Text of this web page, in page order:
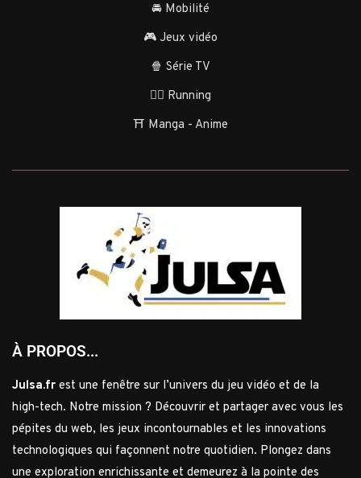
🚘 Mobilité
🎮 Jeux vidéo
🍿 Série TV
🏃‍♂️ Running
⛩️ Manga - Anime
À PROPOS...
Julsa.fr est une fenêtre sur l’univers du jeu vidéo et de la
high-tech. Notre mission ? Découvrir et partager avec vous les
pépites du web, les jeux incontournables et les innovations
technologiques qui façonnent notre quotidien. Plongez dans
une exploration enrichissante et demeurez à la pointe des